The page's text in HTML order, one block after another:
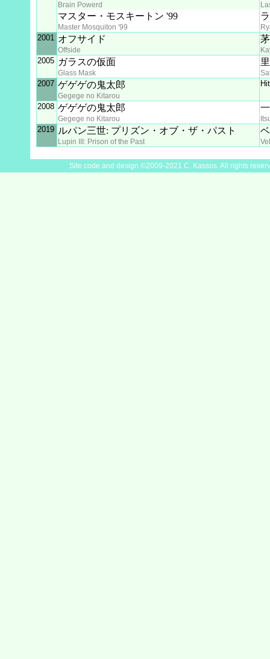
Brain Powerd
マスター・モスキートン '99
Master Mosquiton '99
2001 オフサイド
Offside
2005 ガラスの仮面
Glass Mask
2007 ゲゲゲの鬼太郎
Gegege no Kitarou
2008 ゲゲゲの鬼太郎
Gegege no Kitarou
2019 ルパン三世: プリズン・オブ・ザ・パスト
Lupin III: Prison of the Past
Site code and design ©2009-2021 C. Kassos. All rights